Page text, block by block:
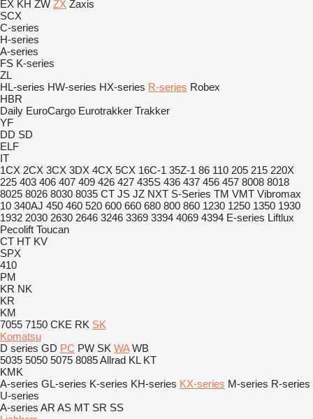
EX KH ZW ZX Zaxis
SCX
C-series
H-series
A-series
FS K-series
ZL
HL-series HW-series HX-series R-series Robex
HBR
Daily EuroCargo Eurotrakker Trakker
YF
DD SD
ELF
IT
1CX 2CX 3CX 3DX 4CX 5CX 16C-1 35Z-1 86 110 205 215 220X
225 403 406 407 409 426 427 435S 436 437 456 457 8008 8018
8025 8026 8030 8035 CT JS JZ NXT S-Series TM VMT Vibromax
10 340AJ 450 460 520 600 660 680 800 860 1230 1250 1350 1930
1932 2030 2630 2646 3246 3369 3394 4069 4394 E-series Liftlux
Pecolift Toucan
CT HT KV
SPX
410
PM
KR NK
KR
KM
7055 7150 CKE RK SK
Komatsu
D series GD PC PW SK WA WB
5035 5050 5075 8085Allrad KL KT
KMK
A-series GL-series K-series KH-series KX-series M-series R-series
U-series
A-series AR AS MT SR SS